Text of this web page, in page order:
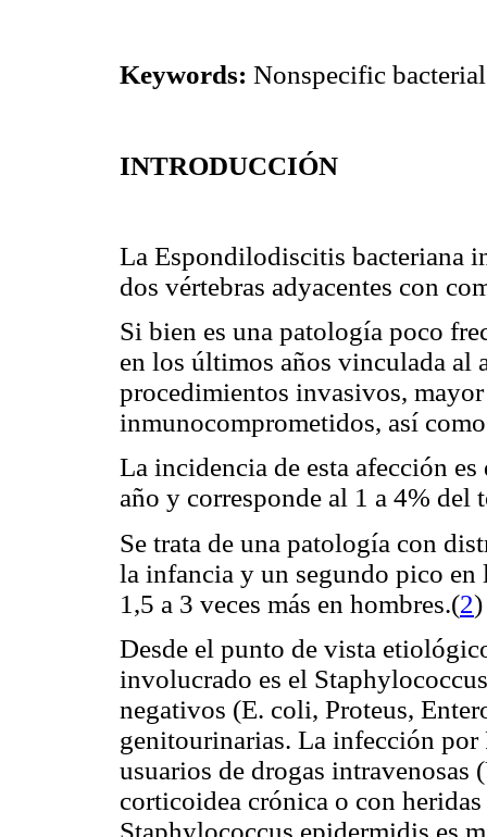
Keywords: Nonspecific
INTRODUCCIÓN
La Espondilodiscitis bacteriana
dos vértebras adyacentes con
Si bien es una patología poco
en los últimos años vinculada al
procedimientos invasivos,
inmunocomprometidos, así
La incidencia de esta afección
año y corresponde al 1 a 4% del
Se trata de una patología con
la infancia y un segundo pico en
1,5 a 3 veces más en hombres.(2)
Desde el punto de vista
involucrado es el
negativos (E. coli, Proteus,
genitourinarias. La infección por
usuarios de drogas
corticoidea crónica o con
Staphylococcus epidermidis es